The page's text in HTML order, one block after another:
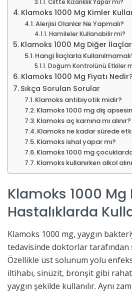
Ciltte Kızarıklık Yapar mı?
Klamoks 1000 Mg Kimler
Alerjisi Olanlar Ne Yapmalı?
Hamileler Kullanabilir mi?
Klamoks 1000 Mg Diğer
Hangi İlaçlarla
Doğum Kontrolünü Etkiler
Klamoks 1000 Mg Fiyatı
Sıkça Sorulan Sorular
Klamoks antibiyotik midir?
Klamoks 1000 mg diş
Klamoks aç karnına mı alınır?
Klamoks ne kadar sürede
Klamoks ishal yapar mı?
Klamoks 1000 mg çocuklarda
Klamoks kullanırken alkol
Klamoks 1000 Mg
Hastalıklarda
Klamoks 1000 mg, yaygın
tedavisinde doktorlar tarafından
Özellikle üst solunum yolu
iltihabı, sinüzit, bronşit gibi
yaygın şekilde kullanılır. Aynı